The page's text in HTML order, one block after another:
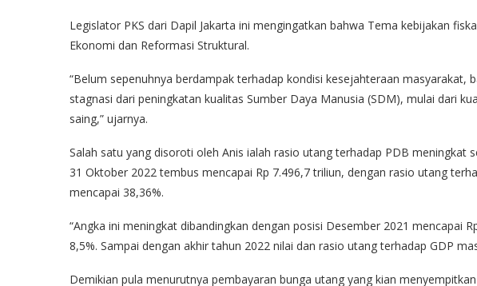
Legislator PKS dari Dapil Jakarta ini mengingatkan bahwa Tema kebijakan
Ekonomi dan Reformasi Struktural.
“Belum sepenuhnya berdampak terhadap kondisi kesejahteraan masyarakat,
stagnasi dari peningkatan kualitas Sumber Daya Manusia (SDM), mulai dari
saing,” ujarnya.
Salah satu yang disoroti oleh Anis ialah rasio utang terhadap PDB meningkat
31 Oktober 2022 tembus mencapai Rp 7.496,7 triliun, dengan rasio utang
mencapai 38,36%.
“Angka ini meningkat dibandingkan dengan posisi Desember 2021 mencapai
8,5%. Sampai dengan akhir tahun 2022 nilai dan rasio utang terhadap GDP
Demikian pula menurutnya pembayaran bunga utang yang kian